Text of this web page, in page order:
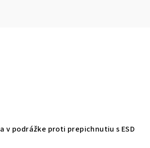
v podrážke proti prepichnutiu s ESD